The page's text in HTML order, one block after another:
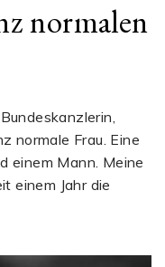
normalen
normale Frau. Eine
einem Mann. Meine
einem Jahr die